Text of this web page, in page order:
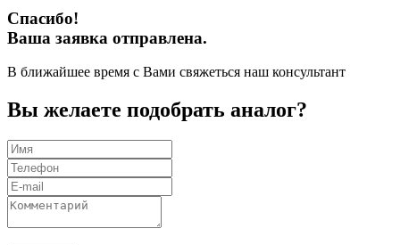
Спасибо!
Ваша заявка отправлена.
В ближайшее время с Вами свяжеться наш консультант
Вы желаете подобрать аналог?